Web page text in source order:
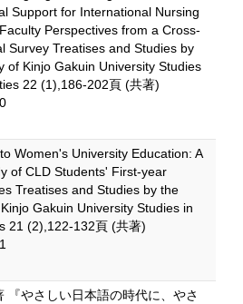
Support for International Nursing
Perspectives from a Cross-
Survey Treatises and Studies by
of Kinjo Gakuin University Studies
22 (1),186-202頁 (共著)
Women's University Education: A
of CLD Students' First-year
Treatises and Studies by the
Gakuin University Studies in
21 (2),122-132頁 (共著)
『やさしい日本語の時代に、やさ